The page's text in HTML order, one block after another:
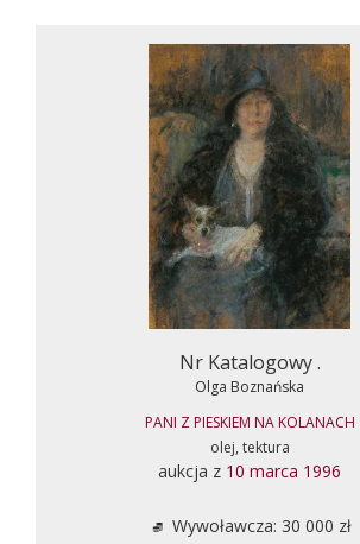
Nr Katalogowy .
Olga Boznańska
PANI Z PIESKIEM NA KOLANACH
olej, tektura
aukcja z 10 marca 1996
Wywoławcza: 30 000 zł